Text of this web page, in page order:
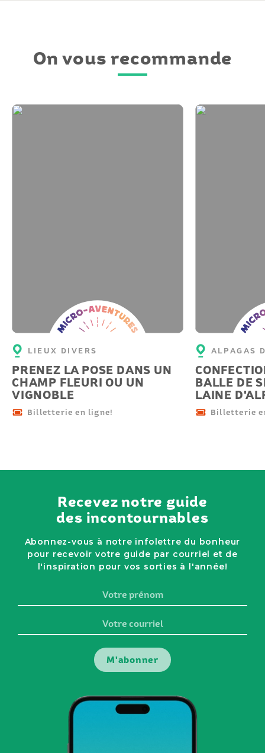
On vous recommande
Micro-
aventure
LIEUX DIVERS
PRENEZ LA POSE DANS UN
CHAMP FLEURI OU UN
VIGNOBLE
Billetterie en ligne!
Micro-
ALPAGAS
BALLE DE
LAINE
Billetterie
Recevez notre guide
des incontournables
Abonnez-vous à notre infolettre du bonheur
pour recevoir votre guide par courriel et de
l'inspiration pour vos sorties à l'année!
prénom
courriel